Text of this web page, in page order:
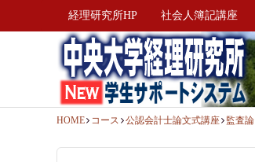
経理研究所HP 社会人簿記講座
HOME コース 公認会計士論文式講座 監査論